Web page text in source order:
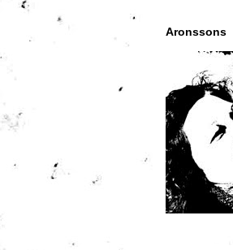
Aronssons